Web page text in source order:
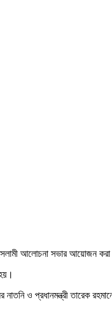
ইসলামী আলোচনা সভার আয়োজন
ও প্রধানমন্ত্রী তারেক